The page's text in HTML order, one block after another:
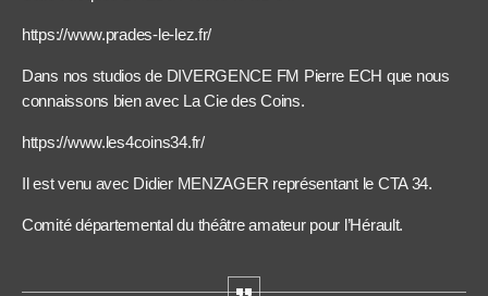
https://www.prades-le-lez.fr/
Dans nos studios de DIVERGENCE FM Pierre ECH que nous
connaissons bien avec La Cie des Coins.
https://www.les4coins34.fr/
Il est venu avec Didier MENZAGER représentant le CTA 34.
Comité départemental du théâtre amateur pour l’Hérault.